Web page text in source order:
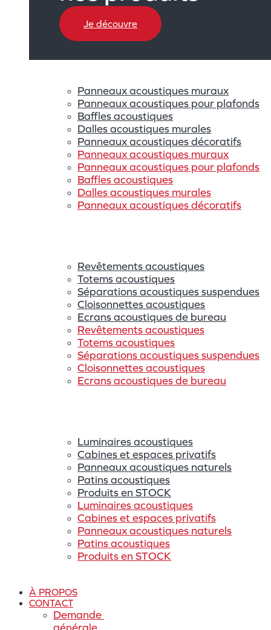
Je découvre
Panneaux acoustiques muraux
Panneaux acoustiques pour plafonds
Baffles acoustiques
Dalles acoustiques murales
Panneaux acoustiques décoratifs
Panneaux acoustiques muraux
Panneaux acoustiques pour plafonds
Baffles acoustiques
Dalles acoustiques murales
Panneaux acoustiques décoratifs
Revêtements acoustiques
Totems acoustiques
Séparations acoustiques suspendues
Cloisonnettes acoustiques
Ecrans acoustiques de bureau
Revêtements acoustiques
Totems acoustiques
Séparations acoustiques suspendues
Cloisonnettes acoustiques
Ecrans acoustiques de bureau
Luminaires acoustiques
Cabines et espaces privatifs
Panneaux acoustiques naturels
Patins acoustiques
Produits en STOCK
Luminaires acoustiques
Cabines et espaces privatifs
Panneaux acoustiques naturels
Patins acoustiques
Produits en STOCK
À PROPOS
CONTACT
Demande
générale